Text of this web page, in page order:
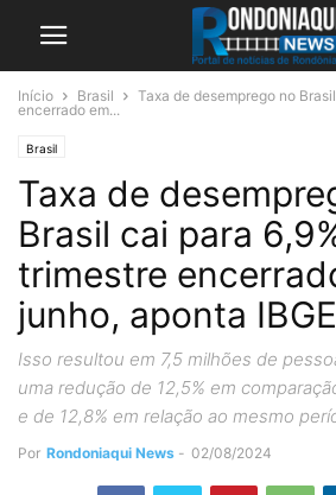
Início Brasil
Taxa de desemprego no
encerrado em...
Brasil
Taxa de
Brasil cai para
trimestre
junho, aponta IBGE
Isso resultou em 7,5 milhões de
uma redução de 12,5% em
e de 12,8% em relação ao mesmo
Por Rondoniaqui News - 02/08/2024